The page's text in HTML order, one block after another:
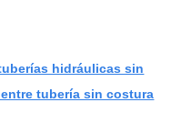
hidráulicas sin
tubería sin costura